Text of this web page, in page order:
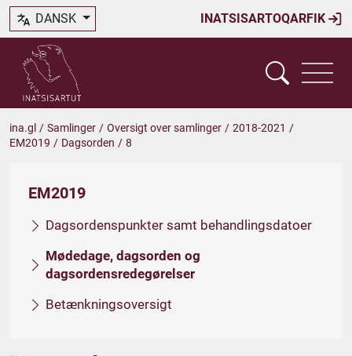
INATSISARTOQARFIK
DANSK
ina.gl / Samlinger / Oversigt over samlinger / 2018-2021 /
EM2019 / Dagsorden / 8
EM2019
Dagsordenspunkter samt behandlingsdatoer
Mødedage, dagsorden og
dagsordensredegørelser
Betænkningsoversigt